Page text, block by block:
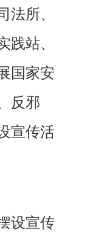
法所、
践站、
国家安
反邪
宣传活
设宣传